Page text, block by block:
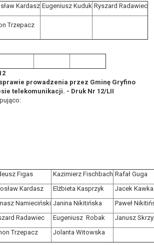
Kardasz Eugeniusz Kuduk Ryszard Radawiec
Trzepacz
prowadzenia przez Gminę Gryfino
telekomunikacji. - Druk Nr 12/LII
Figas Kazimierz Fischbach Rafał Guga
Kardasz Elżbieta Kasprzyk
Jacek Kawka
Namieciński Janina Nikitińska
Paweł
Radawiec Eugeniusz Robak
Janusz
Trzepacz
Jolanta Witowska